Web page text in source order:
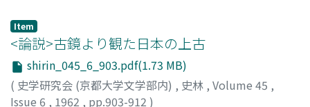
王政策の担い手となり、王権より豊かな寄進を受け、加え
てインムニテート、国王バンなどを獲得して、領域支配権
の基礎を固めた。また、世俗の有力貴族は、その自由世襲
領を基底とし、官職、グラーフ権、レーンなどを集積しな
がら、独立的な支配領域を形成した。それらのうちに、未
Item
<論説>古鏡より観た日本の上古
shirin_045_6_903.pdf(1.73 MB)
( 史学研究会 (京都大学文学部内) , 史林 , Volume 45 ,
Issue 6 , 1962 , pp.903-912 )